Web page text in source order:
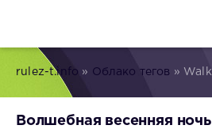
rulez-t.info » Облако тегов »
Волшебная весенняя ночь